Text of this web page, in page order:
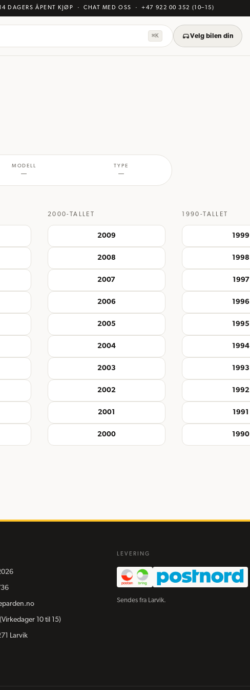
14 DAGERS ÅPENT KJØP · CHAT MED OSS ·+47 922 00 352 (10–15)
⌘K Velg bilen din
MODELL
—
TYPE
—
2000-TALLET
2009
2008
2007
2006
2005
2004
2003
2002
2001
2000
1990-TALLET
1999
1998
1997
1996
1995
1994
1993
1992
1991
1990
(Virkedager 10 til 15)
Larvik
LEVERING
Sendes fra Larvik.